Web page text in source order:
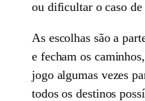
ou dificultar o caso de
As escolhas são a
e fecham os
jogo algumas vezes
todos os destinos